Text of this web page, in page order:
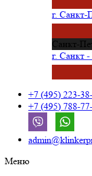
г. Санкт-
Санкт-
г. Санкт
+7 (495) 223-
+7 (495) 788-
Меню